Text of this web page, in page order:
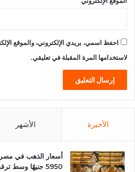
احفظ اسمي، بريدي الإلكتروني، والموقع
لاستخدامها المرة المقبلة في تعليقي.
الأخيرة الأشهر
5950 جنيهًا وسط ترقب لتحركات السوق